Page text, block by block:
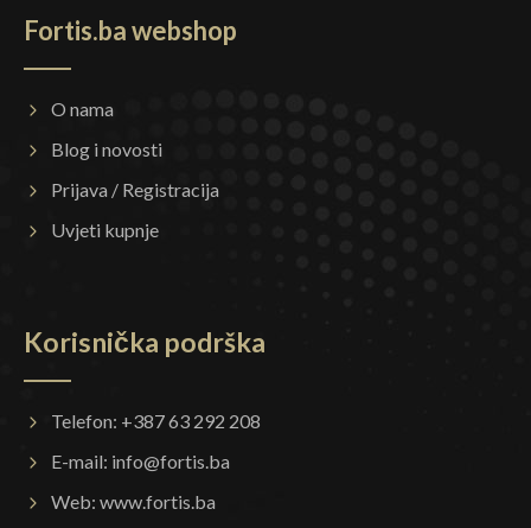
Fortis.ba webshop
O nama
Blog i novosti
Prijava / Registracija
Uvjeti kupnje
Korisnička podrška
Telefon: +387 63 292 208
E-mail: info@fortis.ba
Web: www.fortis.ba